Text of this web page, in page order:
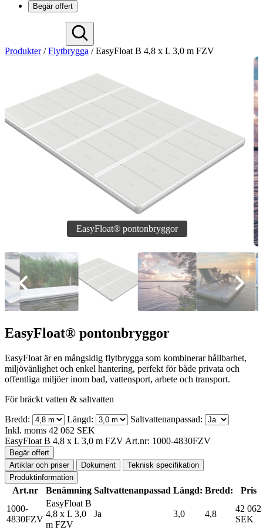
Begär offert
Deutsch
Nederlands
Produkter /Flytbrygga /EasyFloat B 4,8 x L 3,0 m FZV
EasyFloat® pontonbryggor
EasyFloat är en mångsidig flytbrygga som kombinerar hållbarhet,
miljövänlighet och enkel hantering, perfekt för både privata och
offentliga miljöer inom bad, vattensport, arbete och transport.
För bräckt vatten & saltvatten
Bredd:
Längd:
Saltvattenanpassad:
Inkl. moms 42 062 SEK
EasyFloat B 4,8 x L 3,0 m FZV Art.nr: 1000-4830FZV
Begär offert
Artiklar och priser
Dokument
Teknisk specifikation
Produktinformation
Art.nr Benämning Saltvattenanpassad Längd: Bredd:
Pris
1000-
4830FZV
EasyFloat B
4,8 x L 3,0
m FZV
Ja 3,0 4,8
42 062
SEK